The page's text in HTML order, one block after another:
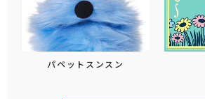
パペットスンスン